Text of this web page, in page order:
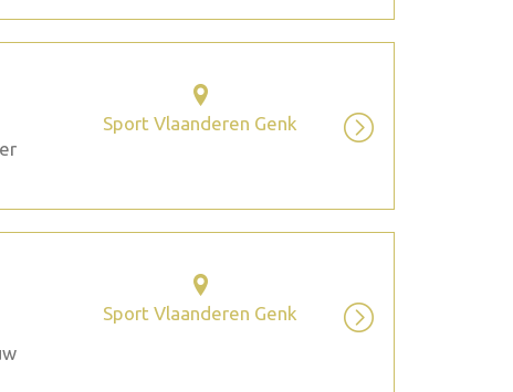
Sport Vlaanderen Genk
Sport Vlaanderen Genk